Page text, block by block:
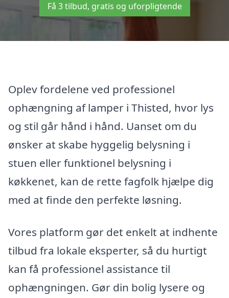
Få 3 tilbud, gratis og uforpligtende
Oplev fordelene ved professionel
ophængning af lamper i Thisted, hvor lys
og stil går hånd i hånd. Uanset om du
ønsker at skabe hyggelig belysning i
stuen eller funktionel belysning i
køkkenet, kan de rette fagfolk hjælpe dig
med at finde den perfekte løsning.
Vores platform gør det enkelt at indhente
tilbud fra lokale eksperter, så du hurtigt
kan få professionel assistance til
ophængningen. Gør din bolig lysere og